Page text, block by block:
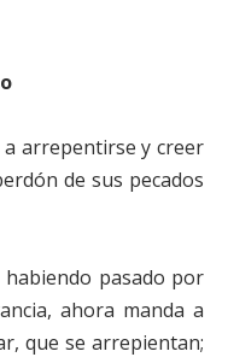
arrepentirse y creer
de sus pecados
pasado por
ahora manda a
que se arrepientan;